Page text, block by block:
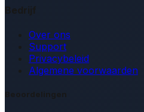
Bedrijf
Over ons
Support
Privacybeleid
Algemene voorwaarden
Beoordelingen